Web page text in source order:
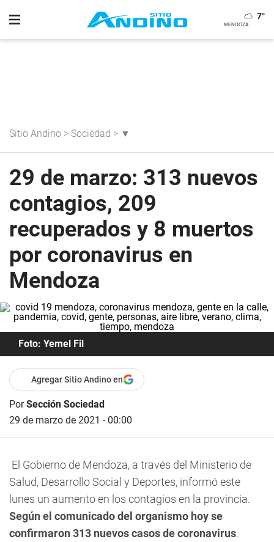
7°
Sitio Andino > Sociedad > ▼
29 de marzo: 313 nuevos
contagios, 209
recuperados y 8 muertos
por coronavirus en
Mendoza
Foto: Yemel Fil
Agregar Sitio Andino en
PorSección Sociedad
29 de marzo de 2021 - 00:00
El Gobierno de Mendoza, a través del Ministerio de
Salud, Desarrollo Social y Deportes, informó este
lunes un aumento en los contagios en la provincia.
Según el comunicado del organismo hoy se
confirmaron 313 nuevos casos de coronavirus.